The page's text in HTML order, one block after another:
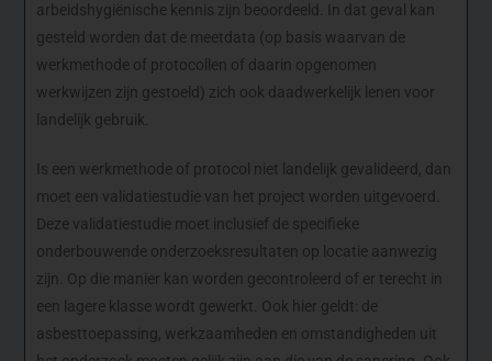
arbeidshygiënische kennis zijn beoordeeld. In dat geval kan
gesteld worden dat de meetdata (op basis waarvan de
werkmethode of protocollen of daarin opgenomen
werkwijzen zijn gestoeld) zich ook daadwerkelijk lenen voor
landelijk gebruik.
Is een werkmethode of protocol niet landelijk gevalideerd, dan
moet een validatiestudie van het project worden uitgevoerd.
Deze validatiestudie moet inclusief de specifieke
onderbouwende onderzoeksresultaten op locatie aanwezig
zijn. Op die manier kan worden gecontroleerd of er terecht in
een lagere klasse wordt gewerkt. Ook hier geldt: de
asbesttoepassing, werkzaamheden en omstandigheden uit